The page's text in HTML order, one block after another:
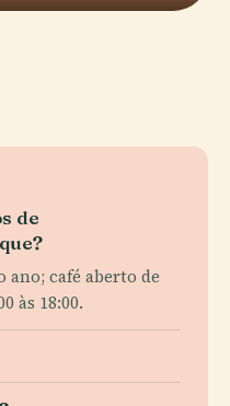
de
café aberto de
às 18:00.